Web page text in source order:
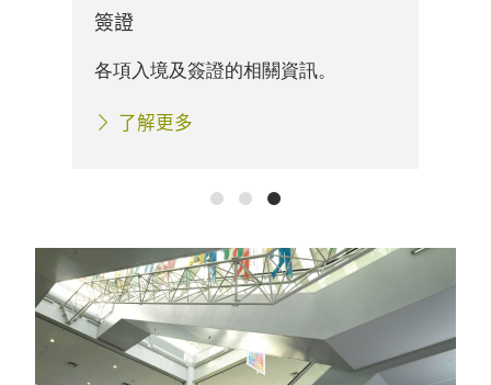
簽證
各項入境及簽證的相關資訊。
了解更多